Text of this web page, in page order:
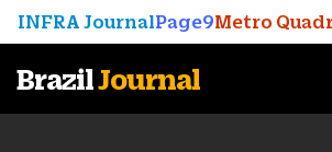
INFRA JournalPage9Metro
BrazilJournal